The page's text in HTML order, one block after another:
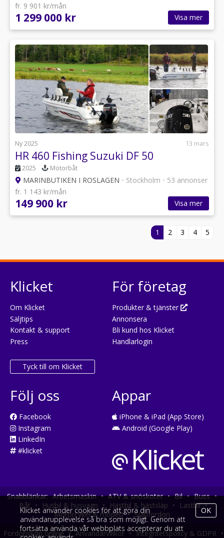
fr. 9 901 kr/mån
1 299 000 kr Visa mer
Ny 2025 13 mars
HR 460 Fishing Suzuki DF 50
2025 Motorbåt
MARINBUTIKEN I ROSLAGEN • Stockholm • 53 annonser
fr. 1 143 kr/mån
149 900 kr Visa mer
1 2 3 4 5
Klicket
Om Klicket
Säljtips
Kontakt & support
Press
Tyck till om Klicket
För företag
Produkter & tjänster
Annonsera
Bli kund hos Klicket
Handlarlogin
Följ oss
Facebook
Instagram
LinkedIn
#klicket
Appar
iPhone & iPad (App Store)
Android (Google Play)
Snabblänkar: Arbetsmaskin • ATV & snöskoter • Bil • Buss •
Båt • Husbil & husvagn • Hästbil & hästsläp • Lastbil •
Motorcykel & moped • Släpfordon
Fordonsköp online • Användarvillkor • Integritetspolicy & GDPR •
Klicket använder cookies för att göra din
användarupplevelse så bra som möjligt. Genom att
fortsätta använda vår webbplats accepterar du att
OK